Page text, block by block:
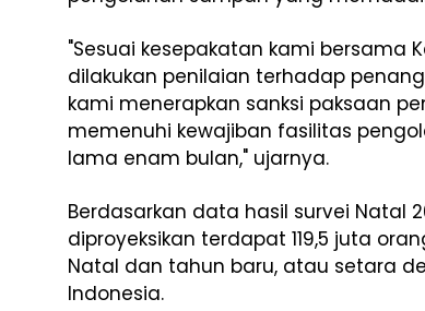
"Sesuai kesepakatan kami bersama
dilakukan penilaian terhadap
kami menerapkan sanksi paksaan
memenuhi kewajiban fasilitas
lama enam bulan," ujarnya.
Berdasarkan data hasil survei Natal
diproyeksikan terdapat 119,5 juta
Natal dan tahun baru, atau setara
Indonesia.